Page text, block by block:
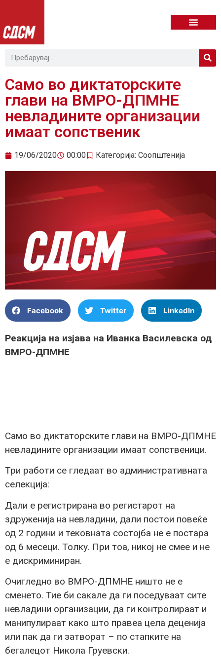
Само во диктаторските
глави на ВМРО-ДПМНЕ
невладините организации
имаат сопственик
19/06/2020 00:00 Категорија: Соопштенија
Facebook Twitter LinkedIn
Реакција на изјава на Иванка Василевска од
ВМРО-ДПМНЕ
Само во диктаторските глави на ВМРО-ДПМНЕ
невладините организации имаат сопственици.
Три работи се гледаат во административната
селекција:
Дали е регистрирана во регистарот на
здруженија на невладини, дали постои повеќе
од 2 години и тековната состојба не е постара
од 6 месеци. Толку. При тоа, никој не смее и не
е дискриминиран.
Очигледно во ВМРО-ДПМНЕ ништо не е
сменето. Тие би сакале да ги поседуваат сите
невладини организации, да ги контролираат и
манипулираат како што правеа цела деценија
или пак да ги затворат – по стапките на
бегалецот Никола Груевски.